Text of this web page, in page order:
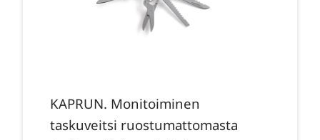
KAPRUN. Monitoiminen
taskuveitsi ruostumattomasta